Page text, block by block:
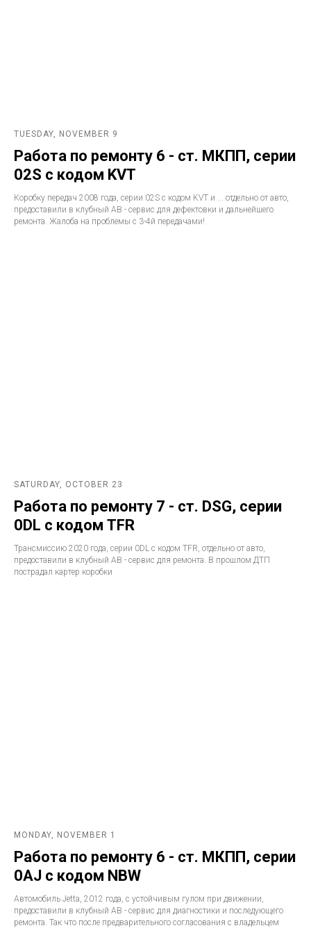
TUESDAY, NOVEMBER 9
Работа по ремонту 6 - ст. МКПП, серии
02S с кодом KVT
Коробку передач 2008 года, серии 02S с кодом KVT и ... отдельно от авто,
предоставили в клубный АВ - сервис для дефектовки и дальнейшего
ремонта. Жалоба на проблемы с 3-4й передачами!
SATURDAY, OCTOBER 23
Работа по ремонту 7 - ст. DSG, серии
0DL с кодом TFR
Трансмиссию 2020 года, серии 0DL с кодом TFR, отдельно от авто,
предоставили в клубный АВ - сервис для ремонта. В прошлом ДТП
пострадал картер коробки
MONDAY, NOVEMBER 1
Работа по ремонту 6 - ст. МКПП, серии
0AJ с кодом NBW
Автомобиль Jetta, 2012 года, с устойчивым гулом при движении,
предоставили в клубный АВ - сервис для диагностики и последующего
ремонта. Так что после предварительного согласования с владельцем